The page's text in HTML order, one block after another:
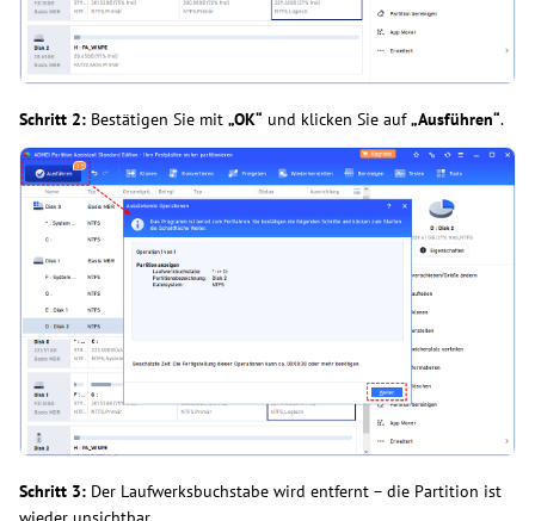
Schritt 2: Bestätigen Sie mit „OK“ und klicken Sie auf„Ausführen“.
Schritt 3: Der Laufwerksbuchstabe wird entfernt – die Partition ist